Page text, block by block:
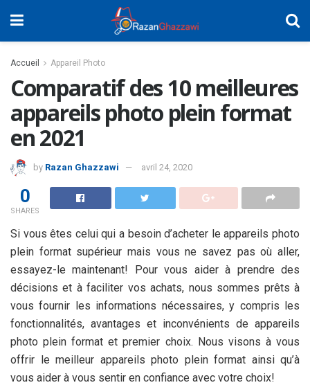
Accueil Appareil Photo
Comparatif des 10 meilleures
appareils photo plein format
en 2021
by Razan Ghazzawi avril 24, 2020
0
SHARES
Si vous êtes celui qui a besoin d’acheter le appareils photo
plein format supérieur mais vous ne savez pas où aller,
essayez-le maintenant! Pour vous aider à prendre des
décisions et à faciliter vos achats, nous sommes prêts à
vous fournir les informations nécessaires, y compris les
fonctionnalités, avantages et inconvénients de appareils
photo plein format et premier choix. Nous visons à vous
offrir le meilleur appareils photo plein format ainsi qu’à
vous aider à vous sentir en confiance avec votre choix!